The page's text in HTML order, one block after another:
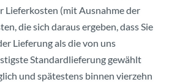
Lieferkosten (mit Ausnahme der
die sich daraus ergeben, dass Sie
Lieferung als die von uns
Standardlieferung gewählt
und spätestens binnen vierzehn